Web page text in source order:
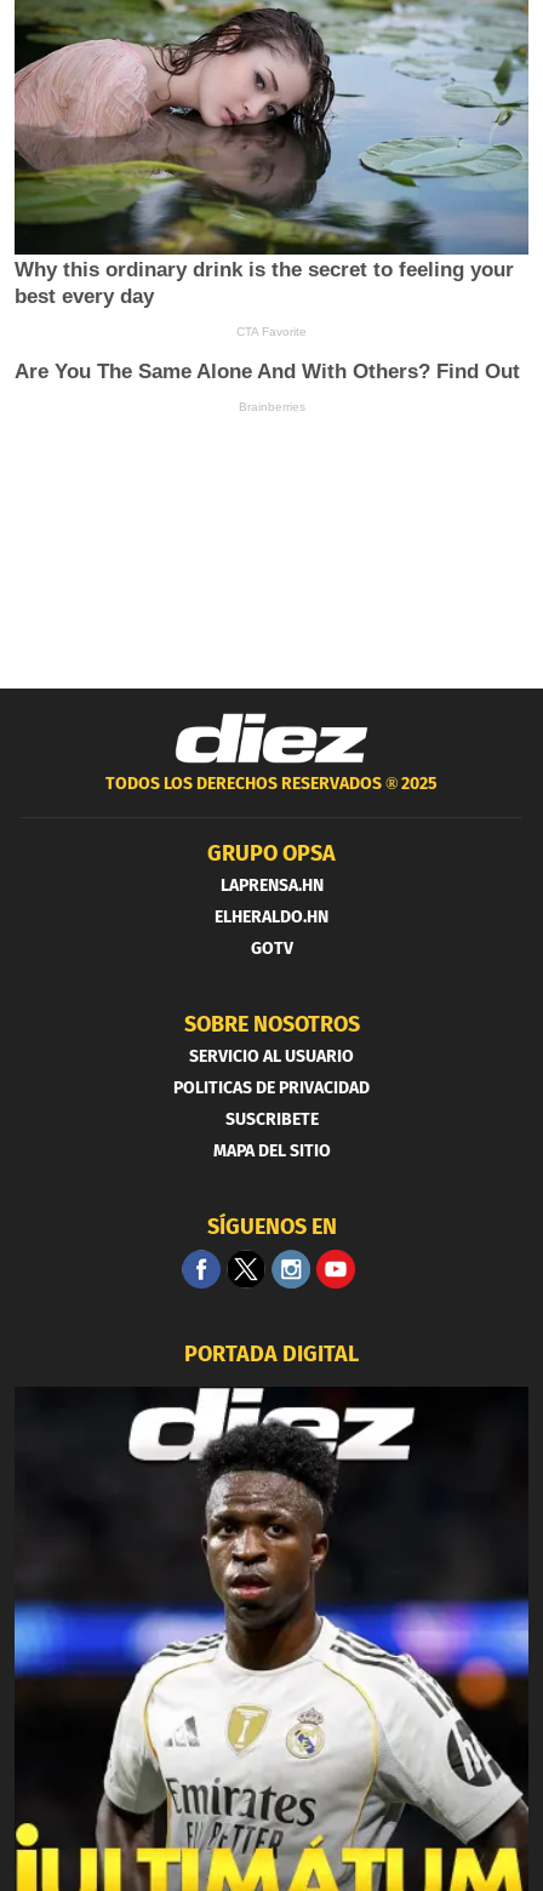
TODOS LOS DERECHOS RESERVADOS ®2025
GRUPO OPSA
LAPRENSA.HN
ELHERALDO.HN
GOTV
SOBRE NOSOTROS
SERVICIO AL USUARIO
POLITICAS DE PRIVACIDAD
SUSCRIBETE
MAPA DEL SITIO
SÍGUENOS EN
PORTADA DIGITAL